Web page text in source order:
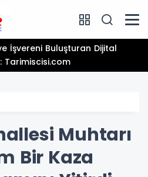
Tarimiscisi.com
Muhtarı
Bir Kaza